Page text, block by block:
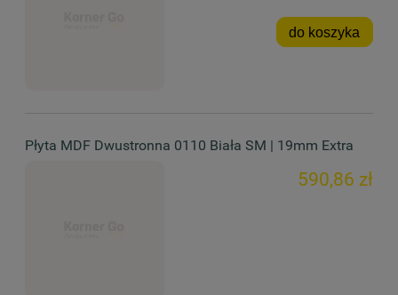
do koszyka
Płyta MDF Dwustronna 0110 Biała SM | 19mm Extra
590,86 zł